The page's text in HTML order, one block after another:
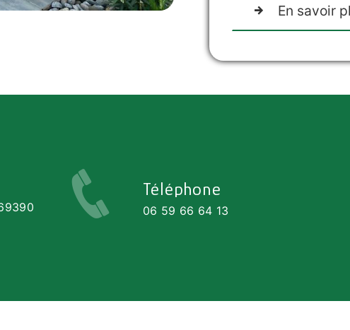
En savoir
Téléphone
06 59 66 64 13